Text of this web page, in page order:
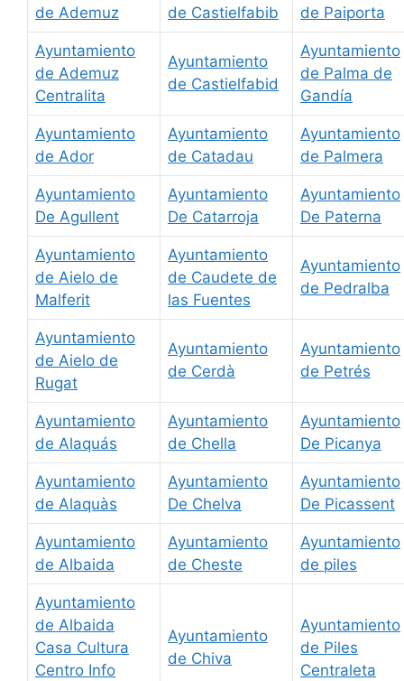
de Ademuz
de Castielfabib
de Paiporta
Ayuntamiento
de Ademuz
Centralita
Ayuntamiento
de Castielfabid
Ayuntamiento
de Palma de
Gandía
Ayuntamiento
de Ador
Ayuntamiento
de Catadau
Ayuntamiento
de Palmera
Ayuntamiento
De Agullent
Ayuntamiento
De Catarroja
Ayuntamiento
De Paterna
Ayuntamiento
de Aielo de
Malferit
Ayuntamiento
de Caudete de
las Fuentes
Ayuntamiento
de Pedralba
Ayuntamiento
de Aielo de
Rugat
Ayuntamiento
de Cerdà
Ayuntamiento
de Petrés
Ayuntamiento
de Alaquás
Ayuntamiento
de Chella
Ayuntamiento
De Picanya
Ayuntamiento
de Alaquàs
Ayuntamiento
De Chelva
Ayuntamiento
De Picassent
Ayuntamiento
de Albaida
Ayuntamiento
de Cheste
Ayuntamiento
de piles
Ayuntamiento
de Albaida
Casa Cultura
Centro Info
Ayuntamiento
de Chiva
Ayuntamiento
de Piles
Centraleta